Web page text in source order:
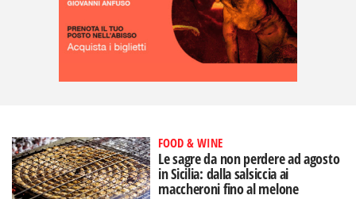
FOOD & WINE
Le sagre da non perdere ad agosto
in Sicilia: dalla salsiccia ai
maccheroni fino al melone